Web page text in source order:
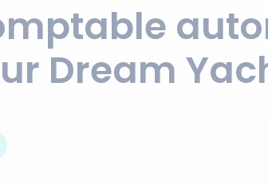
Dream